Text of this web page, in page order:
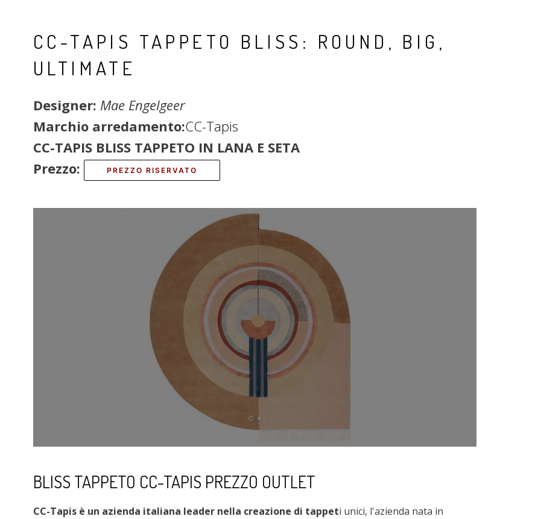
CC-TAPIS TAPPETO BLISS: ROUND, BIG,
ULTIMATE
Designer: Mae Engelgeer
Marchio arredamento:CC-Tapis
CC-TAPIS BLISS TAPPETO IN LANA E SETA
Prezzo:
PREZZO RISERVATO
BLISS TAPPETO CC-TAPIS PREZZO OUTLET
CC-Tapis è un azienda italiana leader nella creazione di tappeti unici, l'azienda nata in